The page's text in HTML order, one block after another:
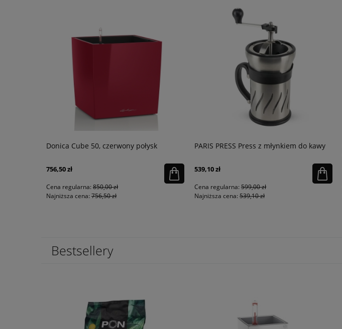
Donica Cube 50, czerwony połysk
756,50 zł
Cena regularna: 850,00 zł
Najniższa cena: 756,50 zł
PARIS PRESS Press z młynkiem do kawy
539,10 zł
Cena regularna: 599,00 zł
Najniższa cena: 539,10 zł
Bestsellery